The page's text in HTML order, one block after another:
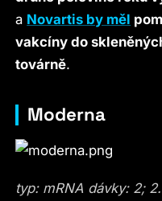
a Novartis by měl
vakcíny do
továrně.
Moderna
typ: mRNA dávky: 2;